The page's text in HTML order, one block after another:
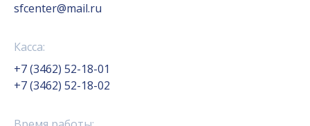
sfcenter@mail.ru
Касса:
+7 (3462) 52-18-01
+7 (3462) 52-18-02